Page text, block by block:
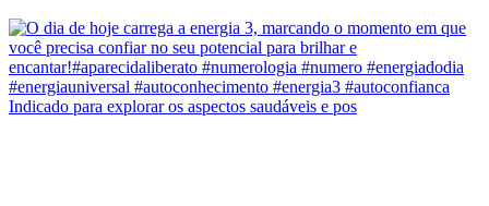
Indicado para explorar os aspectos saudáveis e pos